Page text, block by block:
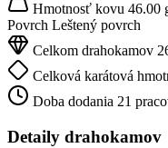
Hmotnosť kovu 46.00
Povrch Leštený povrch
Celkom drahokamov
Celková karátová
Doba dodania 21
Detaily drahokamov